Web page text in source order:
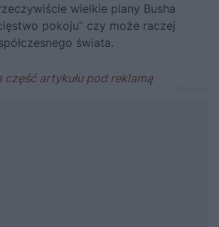
wielkie plany Busha
pokoju” czy może raczej
świata.